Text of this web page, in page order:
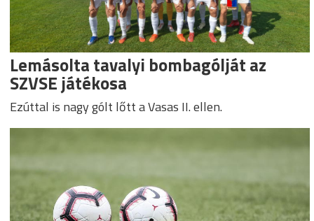
Lemásolta tavalyi bombagólját az
SZVSE játékosa
Ezúttal is nagy gólt lőtt a Vasas II. ellen.